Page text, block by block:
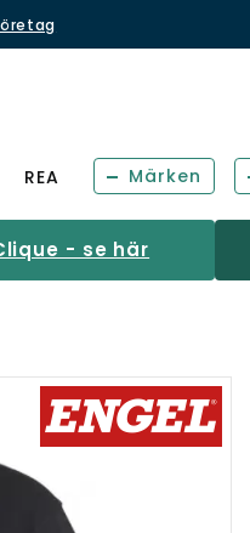
REA Märken
- se här